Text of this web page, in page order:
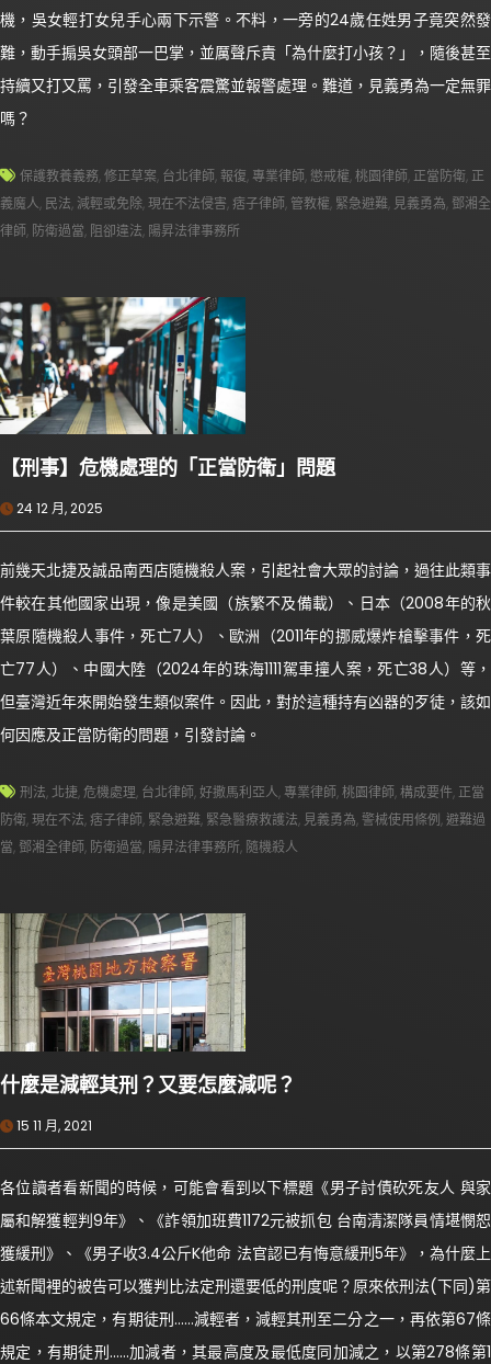
機，吳女輕打女兒手心兩下示警。不料，一旁的24歲任姓男子竟突然發
難，動手搧吳女頭部一巴掌，並厲聲斥責「為什麼打小孩？」，隨後甚至
持續又打又罵，引發全車乘客震驚並報警處理。難道，見義勇為一定無罪
嗎？
保護教養義務,修正草案, 台北律師, 報復, 專業律師, 懲戒權,桃園律師, 正當防衛, 正
義魔人, 民法, 減輕或免除,現在不法侵害, 痞子律師, 管教權, 緊急避難, 見義勇為, 鄧湘全
律師, 防衛過當, 阻卻違法, 陽昇法律事務所
【刑事】危機處理的「正當防衛」問題
24 12 月, 2025
前幾天北捷及誠品南西店隨機殺人案，引起社會大眾的討論，過往此類事
件較在其他國家出現，像是美國（族繁不及備載）、日本（2008年的秋
葉原隨機殺人事件，死亡7人）、歐洲（2011年的挪威爆炸槍擊事件，死
亡77人）、中國大陸（2024年的珠海1111駕車撞人案，死亡38人）等，
但臺灣近年來開始發生類似案件。因此，對於這種持有凶器的歹徒，該如
何因應及正當防衛的問題，引發討論。
刑法,北捷, 危機處理, 台北律師,好撒馬利亞人,專業律師,桃園律師,構成要件,正當
防衛,現在不法,痞子律師, 緊急避難, 緊急醫療救護法, 見義勇為,警械使用條例,避難過
當, 鄧湘全律師, 防衛過當, 陽昇法律事務所, 隨機殺人
什麼是減輕其刑？又要怎麼減呢？
15 11 月, 2021
各位讀者看新聞的時候，可能會看到以下標題《男子討債砍死友人 與家
屬和解獲輕判9年》、《詐領加班費1172元被抓包 台南清潔隊員情堪憫恕
獲緩刑》、《男子收3.4公斤K他命 法官認已有悔意緩刑5年》，為什麼上
述新聞裡的被告可以獲判比法定刑還要低的刑度呢？原來依刑法(下同)第
66條本文規定，有期徒刑……減輕者，減輕其刑至二分之一，再依第67條
規定，有期徒刑……加減者，其最高度及最低度同加減之，以第278條第1